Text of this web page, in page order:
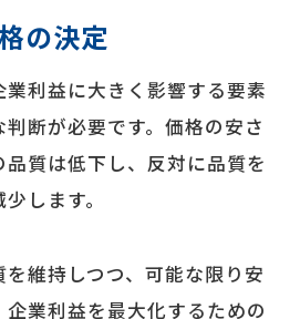
の決定
利益に大きく影響する要素
断が必要です。価格の安さ
質は低下し、反対に品質を
します。
維持しつつ、可能な限り安
業利益を最大化するための